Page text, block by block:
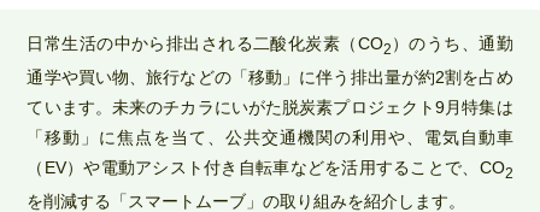
日常生活の中から排出される二酸化炭素（CO2 ）のうち、通勤
通学や買い物、旅行などの「移動」に伴う排出量が約2割を占め
ています。未来のチカラにいがた脱炭素プロジェクト9月特集は
「移動」に焦点を当て、公共交通機関の利用や、電気自動車
（EV）や電動アシスト付き自転車などを活用することで、CO2
を削減する「スマートムーブ」の取り組みを紹介します。